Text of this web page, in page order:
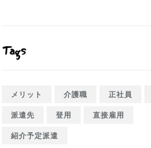
Tags
メリット 介護職 正社員
派遣先 登用 直接雇用
紹介予定派遣